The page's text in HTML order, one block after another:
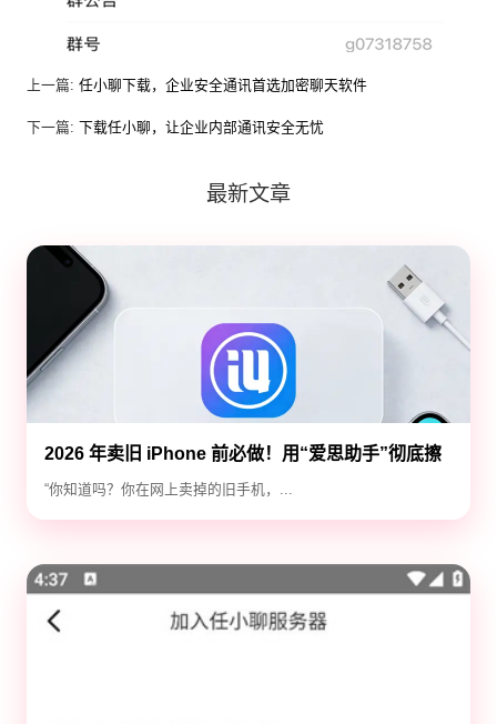
上一篇: 任小聊下载，企业安全通讯首选加密聊天软件
下一篇: 下载任小聊，让企业内部通讯安全无忧
最新文章
2026 年卖旧 iPhone 前必做！用“爱思助手”彻底擦
除隐私，防止数据泄露
“你知道吗？你在网上卖掉的旧手机，...